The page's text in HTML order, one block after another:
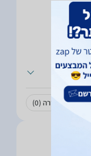
לא עזרה (0)